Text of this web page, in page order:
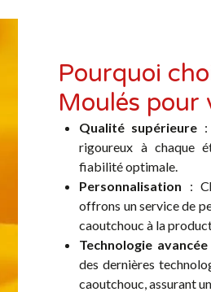
Pourquoi
Moulés pour
Qualité supérieure
rigoureux à chaque
fiabilité optimale.
Personnalisation :
offrons un service de
caoutchouc à la
Technologie avancée
des dernières
caoutchouc, assurant